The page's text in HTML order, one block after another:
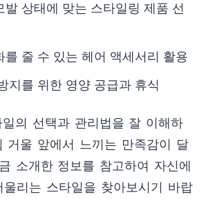
발 상태에 맞는 스타일링 제품 선
를 줄 수 있는 헤어 액세서리 활용
지를 위한 영양 공급과 휴식
일의 선택과 관리법을 잘 이해하
거울 앞에서 느끼는 만족감이 달
소개한 정보를 참고하여 자신에
리는 스타일을 찾아보시기 바랍